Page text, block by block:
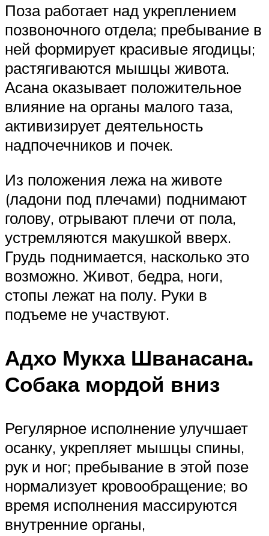
Поза работает над укреплением
позвоночного отдела; пребывание в
ней формирует красивые ягодицы;
растягиваются мышцы живота.
Асана оказывает положительное
влияние на органы малого таза,
активизирует деятельность
надпочечников и почек.
Из положения лежа на животе
(ладони под плечами) поднимают
голову, отрывают плечи от пола,
устремляются макушкой вверх.
Грудь поднимается, насколько это
возможно. Живот, бедра, ноги,
стопы лежат на полу. Руки в
подъеме не участвуют.
Адхо Мукха Шванасана.
Собака мордой вниз
Регулярное исполнение улучшает
осанку, укрепляет мышцы спины,
рук и ног; пребывание в этой позе
нормализует кровообращение; во
время исполнения массируются
внутренние органы,